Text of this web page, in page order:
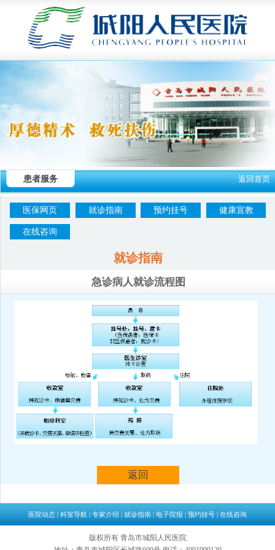
患者服务 返回首页
医保网页 就诊指南 预约挂号 健康宣教
在线咨询
就诊指南
急诊病人就诊流程图
返回
医院动态 科室导航 专家介绍 就诊指南 电子院报 预约挂号 在线咨询
版权所有 青岛市城阳人民医院